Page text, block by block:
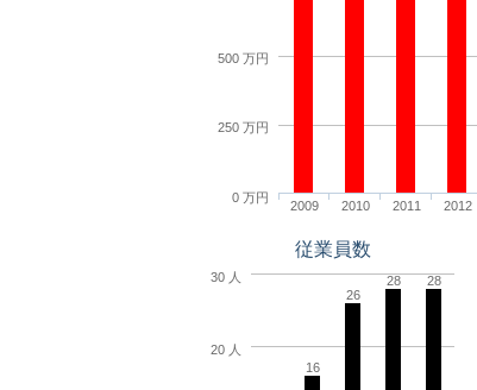
2009 2010 2011 2012
0 万円
250 万円
500 万円
従業員数
16
26
28 28
20 人
30 人